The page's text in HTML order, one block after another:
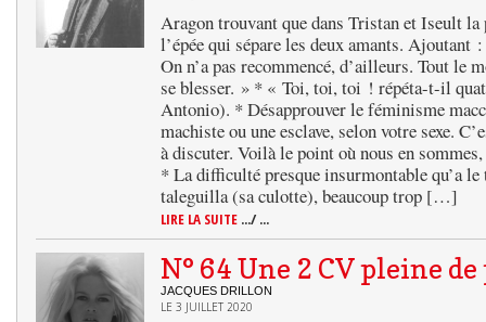
Aragon trouvant que dans Tristan et Iseult la
l’épée qui sépare les deux amants. Ajoutant
On n’a pas recommencé, d’ailleurs. Tout le
se blesser. » * « Toi, toi, toi ! répéta-t-il
Antonio). * Désapprouver le féminisme
machiste ou une esclave, selon votre sexe.
à discuter. Voilà le point où nous en
* La difficulté presque insurmontable qu’a
taleguilla (sa culotte), beaucoup trop […]
LIRE LA SUITE .../ ...
N° 64 Une 2 CV pleine de
JACQUES DRILLON
LE 3 JUILLET 2020